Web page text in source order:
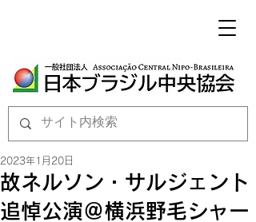
故ネルソン・サルジェント
追悼公演＠横浜野毛シャー
2023年1月20日